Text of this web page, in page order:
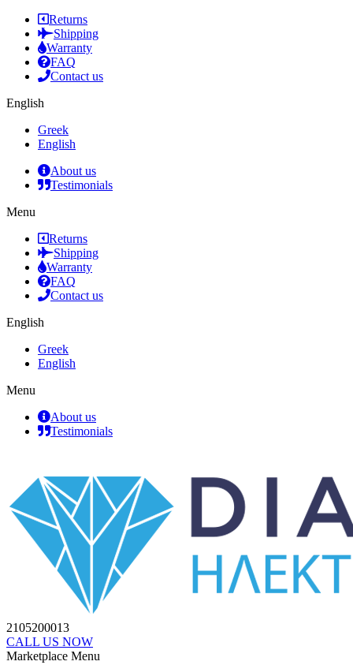
Returns
Shipping
Warranty
FAQ
Contact us
English
Greek
English
About us
Testimonials
Menu
Returns
Shipping
Warranty
FAQ
Contact us
English
Greek
English
Menu
About us
Testimonials
2105200013
CALL US NOW
Marketplace Menu